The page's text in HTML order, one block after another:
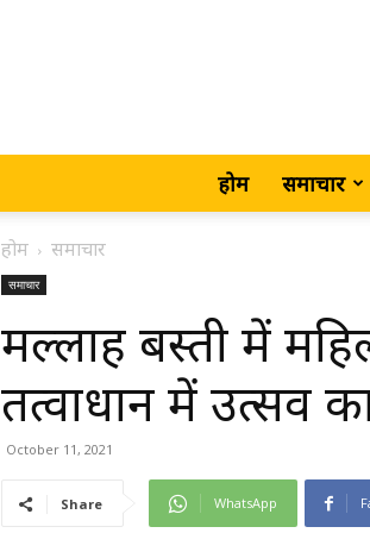
होम समाचार
होम समाचार
समाचार
मल्लाह बस्ती में
तत्वाधान में उत्सव
October 11, 2021
Share WhatsApp